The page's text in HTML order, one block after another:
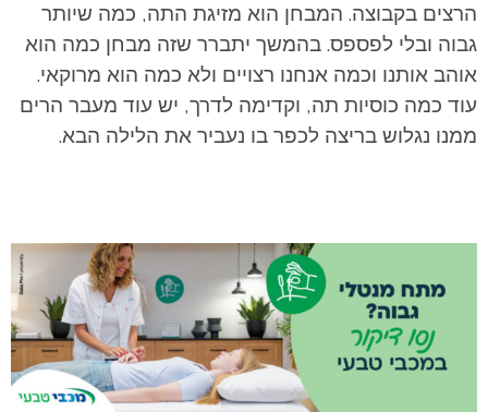
הרצים בקבוצה. המבחן הוא מזיגת התה, כמה שיותר
גבוה ובלי לפספס. בהמשך יתברר שזה מבחן כמה הוא
אוהב אותנו וכמה אנחנו רצויים ולא כמה הוא מרוקאי.
עוד כמה כוסיות תה, וקדימה לדרך, יש עוד מעבר הרים
ממנו נגלוש בריצה לכפר בו נעביר את הלילה הבא.